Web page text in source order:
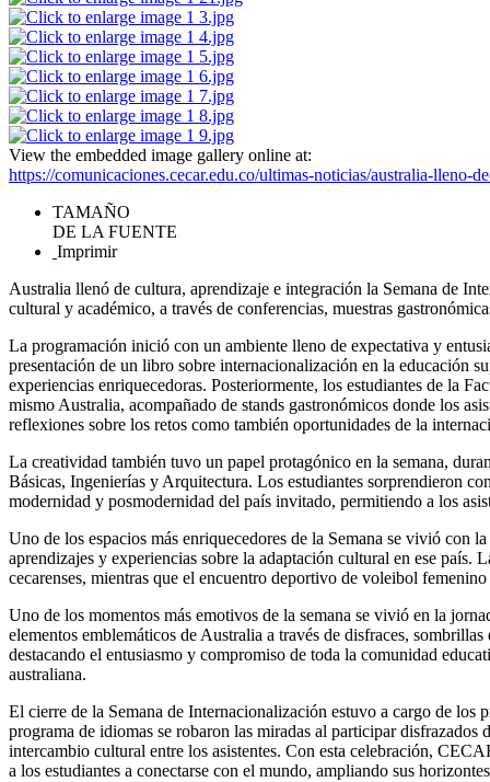
View the embedded image gallery online at:
https://comunicaciones.cecar.edu.co/ultimas-noticias/australia-
TAMAÑO
DE LA FUENTE
Imprimir
Australia llenó de cultura, aprendizaje e integración la Semana de
cultural y académico, a través de conferencias, muestras
La programación inició con un ambiente lleno de expectativa y
presentación de un libro sobre internacionalización en la educación
experiencias enriquecedoras. Posteriormente, los estudiantes de la
mismo Australia, acompañado de stands gastronómicos donde los
reflexiones sobre los retos como también oportunidades de la
La creatividad también tuvo un papel protagónico en la semana,
Básicas, Ingenierías y Arquitectura. Los estudiantes sorprendieron
modernidad y posmodernidad del país invitado, permitiendo a los
Uno de los espacios más enriquecedores de la Semana se vivió con
aprendizajes y experiencias sobre la adaptación cultural en ese país.
cecarenses, mientras que el encuentro deportivo de voleibol
Uno de los momentos más emotivos de la semana se vivió en la
elementos emblemáticos de Australia a través de disfraces,
destacando el entusiasmo y compromiso de toda la comunidad
australiana.
El cierre de la Semana de Internacionalización estuvo a cargo de
programa de idiomas se robaron las miradas al participar
intercambio cultural entre los asistentes. Con esta celebración,
a los estudiantes a conectarse con el mundo, ampliando sus